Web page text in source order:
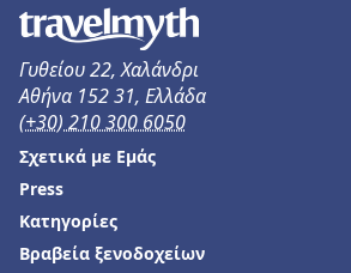
Ξενοδοχεία στη Νεάπολη
Ξενοδοχεία στο Μαρμάρι
Ξενοδοχεία στη Σητεία
Ξενοδοχεία στη Λουτρά Ωραία Ελένη
Ξενοδοχεία στο Ροβανιέμι
Ξενοδοχεία στα Λιμενάρια
Γυθείου 22, Χαλάνδρι
Αθήνα 152 31, Ελλάδα
(+30) 210 300 6050
Σχετικά με Εμάς
Press
Κατηγορίες
Βραβεία ξενοδοχείων